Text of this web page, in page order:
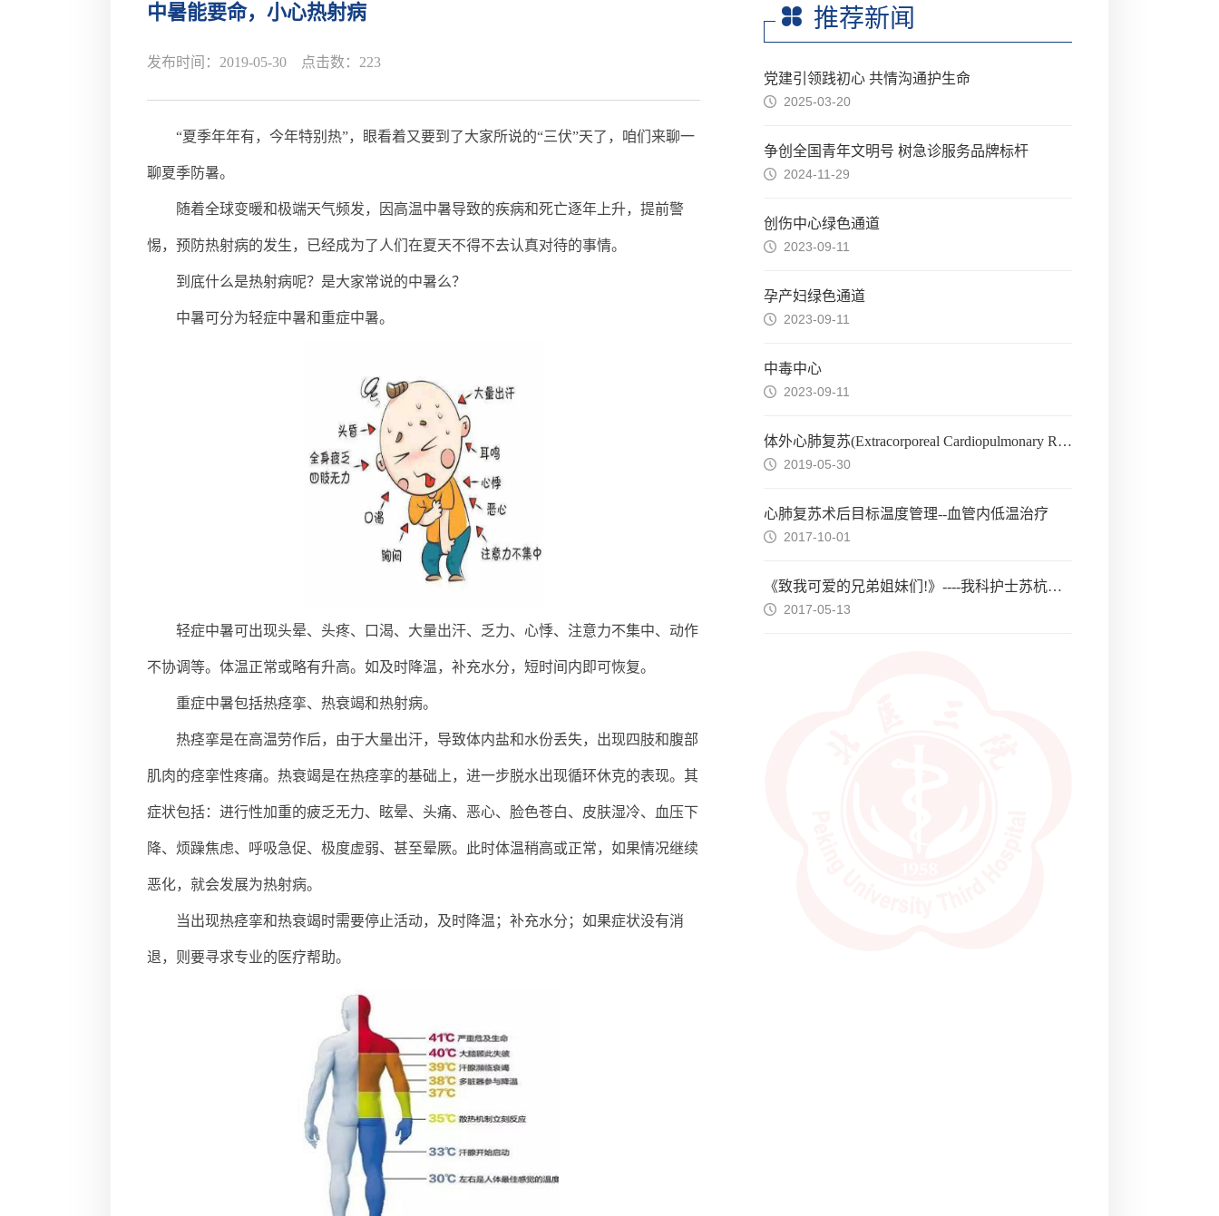
中暑能要命，小心热射病
发布时间：2019-05-30 点击数： 223
“夏季年年有，今年特别热”，眼看着又要到了大家所说的“三伏”天了，咱们来聊一
聊夏季防暑。
随着全球变暖和极端天气频发，因高温中暑导致的疾病和死亡逐年上升，提前警
惕，预防热射病的发生，已经成为了人们在夏天不得不去认真对待的事情。
到底什么是热射病呢？是大家常说的中暑么？
中暑可分为轻症中暑和重症中暑。
轻症中暑可出现头晕、头疼、口渴、大量出汗、乏力、心悸、注意力不集中、动作
不协调等。体温正常或略有升高。如及时降温，补充水分，短时间内即可恢复。
重症中暑包括热痉挛、热衰竭和热射病。
热痉挛是在高温劳作后，由于大量出汗，导致体内盐和水份丢失，出现四肢和腹部
肌肉的痉挛性疼痛。热衰竭是在热痉挛的基础上，进一步脱水出现循环休克的表现。其
症状包括：进行性加重的疲乏无力、眩晕、头痛、恶心、脸色苍白、皮肤湿冷、血压下
降、烦躁焦虑、呼吸急促、极度虚弱、甚至晕厥。此时体温稍高或正常，如果情况继续
恶化，就会发展为热射病。
当出现热痉挛和热衰竭时需要停止活动，及时降温；补充水分；如果症状没有消
退，则要寻求专业的医疗帮助。
推荐新闻
党建引领践初心 共情沟通护生命
2025-03-20
争创全国青年文明号 树急诊服务品牌标杆
2024-11-29
创伤中心绿色通道
2023-09-11
孕产妇绿色通道
2023-09-11
中毒中心
2023-09-11
体外心肺复苏(Extracorporeal Cardiopulmonary Resuscitation,ECPR)
2019-05-30
心肺复苏术后目标温度管理--血管内低温治疗
2017-10-01
《致我可爱的兄弟姐妹们!》----我科护士苏杭在“我和护理”主题演讲比赛中获得一等奖
2017-05-13